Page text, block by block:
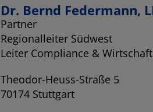
Dr. Bernd Federmann,
Partner
Regionalleiter Südwest
Leiter Compliance &
Theodor-Heuss-Straße 5
70174 Stuttgart